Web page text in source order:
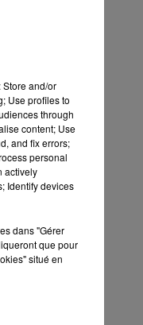
and/or
Use profiles to
through
content; Use
and fix errors;
personal
actively
Identify devices
dans "Gérer
que pour
situé en